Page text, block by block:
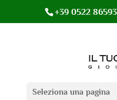
+39 0522
Seleziona una pagina